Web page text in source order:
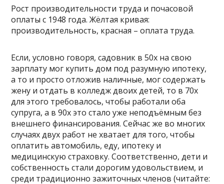
Рост производительности труда и почасовой
оплаты с 1948 года. Жёлтая кривая:
производительность, красная – оплата труда.
Если, условно говоря, садовник в 50х на свою
зарплату мог купить дом под разумную ипотеку,
а то и просто отложив наличные, мог содержать
жену и отдать в колледж двоих детей, то в 70х
для этого требовалось, чтобы работали оба
супруга, а в 90х это стало уже неподъёмным без
внешнего финансирования. Сейчас же во многих
случаях двух работ не хватает для того, чтобы
оплатить автомобиль, еду, ипотеку и
медицинскую страховку. Соответственно, дети и
собственность стали дорогим удовольствием, и
среди традиционно зажиточных членов (читайте: